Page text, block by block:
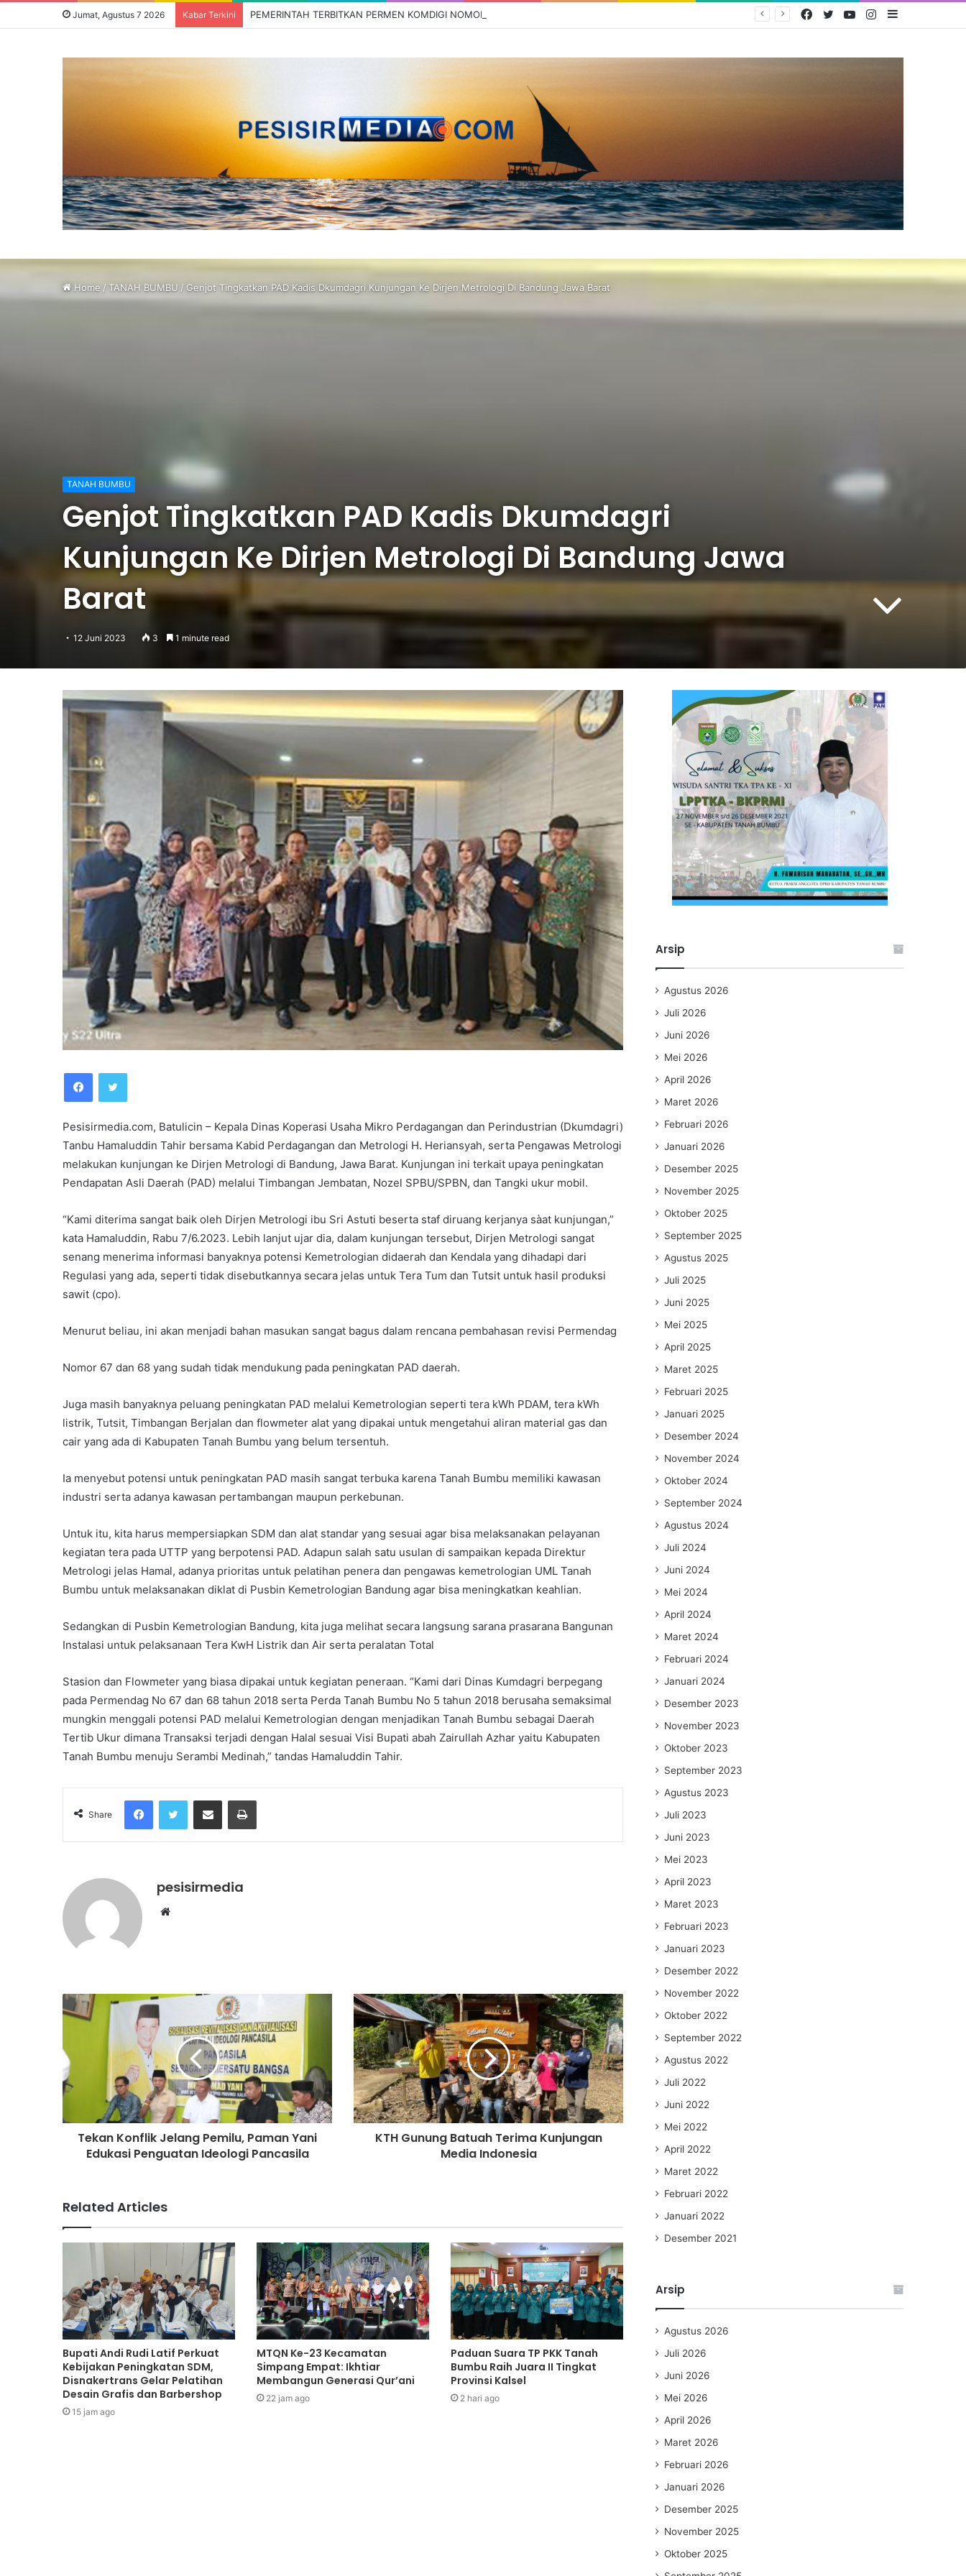
Jumat, Agustus 7 2026 Kabar Terkini Sidebar
Instagram
YouTube
Twitter
Facebook
Home /TANAH BUMBU /Genjot Tingkatkan PAD Kadis Dkumdagri Kunjungan Ke Dirjen Metrologi Di Bandung Jawa Barat
TANAH BUMBU
Genjot Tingkatkan PAD Kadis Dkumdagri
Kunjungan Ke Dirjen Metrologi Di Bandung Jawa
Barat
12 Juni 2023 3 1 minute read
FacebookTwitter
Pesisirmedia.com, Batulicin – Kepala Dinas Koperasi Usaha Mikro Perdagangan dan Perindustrian (Dkumdagri)
Tanbu Hamaluddin Tahir bersama Kabid Perdagangan dan Metrologi H. Heriansyah, serta Pengawas Metrologi
melakukan kunjungan ke Dirjen Metrologi di Bandung, Jawa Barat. Kunjungan ini terkait upaya peningkatan
Pendapatan Asli Daerah (PAD) melalui Timbangan Jembatan, Nozel SPBU/SPBN, dan Tangki ukur mobil.
“Kami diterima sangat baik oleh Dirjen Metrologi ibu Sri Astuti beserta staf diruang kerjanya sàat kunjungan,”
kata Hamaluddin, Rabu 7/6.2023. Lebih lanjut ujar dia, dalam kunjungan tersebut, Dirjen Metrologi sangat
senang menerima informasi banyaknya potensi Kemetrologian didaerah dan Kendala yang dihadapi dari
Regulasi yang ada, seperti tidak disebutkannya secara jelas untuk Tera Tum dan Tutsit untuk hasil produksi
sawit (cpo).
Menurut beliau, ini akan menjadi bahan masukan sangat bagus dalam rencana pembahasan revisi Permendag
Nomor 67 dan 68 yang sudah tidak mendukung pada peningkatan PAD daerah.
Juga masih banyaknya peluang peningkatan PAD melalui Kemetrologian seperti tera kWh PDAM, tera kWh
listrik, Tutsit, Timbangan Berjalan dan flowmeter alat yang dipakai untuk mengetahui aliran material gas dan
cair yang ada di Kabupaten Tanah Bumbu yang belum tersentuh.
Ia menyebut potensi untuk peningkatan PAD masih sangat terbuka karena Tanah Bumbu memiliki kawasan
industri serta adanya kawasan pertambangan maupun perkebunan.
Untuk itu, kita harus mempersiapkan SDM dan alat standar yang sesuai agar bisa melaksanakan pelayanan
kegiatan tera pada UTTP yang berpotensi PAD. Adapun salah satu usulan di sampaikan kepada Direktur
Metrologi jelas Hamal, adanya prioritas untuk pelatihan penera dan pengawas kemetrologian UML Tanah
Bumbu untuk melaksanakan diklat di Pusbin Kemetrologian Bandung agar bisa meningkatkan keahlian.
Sedangkan di Pusbin Kemetrologian Bandung, kita juga melihat secara langsung sarana prasarana Bangunan
Instalasi untuk pelaksanaan Tera KwH Listrik dan Air serta peralatan Total
Stasion dan Flowmeter yang biasa dipakai untuk kegiatan peneraan. “Kami dari Dinas Kumdagri berpegang
pada Permendag No 67 dan 68 tahun 2018 serta Perda Tanah Bumbu No 5 tahun 2018 berusaha semaksimal
mungkin menggali potensi PAD melalui Kemetrologian dengan menjadikan Tanah Bumbu sebagai Daerah
Tertib Ukur dimana Transaksi terjadi dengan Halal sesuai Visi Bupati abah Zairullah Azhar yaitu Kabupaten
Tanah Bumbu menuju Serambi Medinah,” tandas Hamaluddin Tahir.
Share
FacebookTwitter Share via Email Print
pesisirmedia
Website
Tekan Konflik Jelang Pemilu, Paman Yani
Edukasi Penguatan Ideologi Pancasila
KTH Gunung Batuah Terima Kunjungan
Media Indonesia
Related Articles
Bupati Andi Rudi Latif Perkuat
Kebijakan Peningkatan SDM,
Disnakertrans Gelar Pelatihan
Desain Grafis dan Barbershop
15 jam ago
MTQN Ke-23 Kecamatan
Simpang Empat: Ikhtiar
Membangun Generasi Qur’ani
22 jam ago
Paduan Suara TP PKK Tanah
Bumbu Raih Juara II Tingkat
Provinsi Kalsel
2 hari ago
Arsip
Agustus 2026
Juli 2026
Juni 2026
Mei 2026
April 2026
Maret 2026
Februari 2026
Januari 2026
Desember 2025
November 2025
Oktober 2025
September 2025
Agustus 2025
Juli 2025
Juni 2025
Mei 2025
April 2025
Maret 2025
Februari 2025
Januari 2025
Desember 2024
November 2024
Oktober 2024
September 2024
Agustus 2024
Juli 2024
Juni 2024
Mei 2024
April 2024
Maret 2024
Februari 2024
Januari 2024
Desember 2023
November 2023
Oktober 2023
September 2023
Agustus 2023
Juli 2023
Juni 2023
Mei 2023
April 2023
Maret 2023
Februari 2023
Januari 2023
Desember 2022
November 2022
Oktober 2022
September 2022
Agustus 2022
Juli 2022
Juni 2022
Mei 2022
April 2022
Maret 2022
Februari 2022
Januari 2022
Desember 2021
Arsip
Agustus 2026
Juli 2026
Juni 2026
Mei 2026
April 2026
Maret 2026
Februari 2026
Januari 2026
Desember 2025
November 2025
Oktober 2025